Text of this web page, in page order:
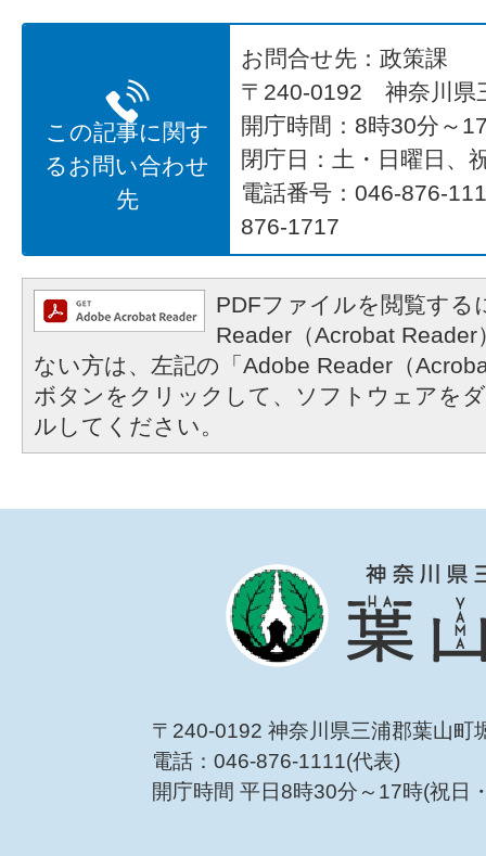
この記事に関す
るお問い合わせ
先
お問合せ先：政策課
〒240-0192 神奈川県
開庁時間：8時30分～
閉庁日：土・日曜日、
電話番号：046-876-
876-1717
PDFファイルを閲覧する
Reader（Acrobat
ない方は、左記の「Adobe Reader（
ボタンをクリックして、ソフトウェアを
ルしてください。
〒240-0192 神奈川県三浦郡葉山町
電話：046-876-1111(代表)
開庁時間 平日8時30分～17時(祝日